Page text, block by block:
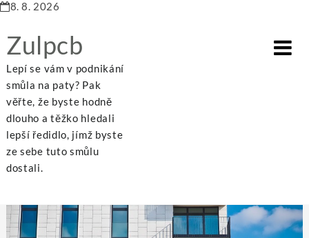
8. 8. 2026
Zulpcb
Lepí se vám v podnikání
smůla na paty? Pak
věřte, že byste hodně
dlouho a těžko hledali
lepší ředidlo, jímž byste
ze sebe tuto smůlu
dostali.
Home
Business
Aby vaše hlasování o rekonstrukci bytového domu proběhlo v klidu